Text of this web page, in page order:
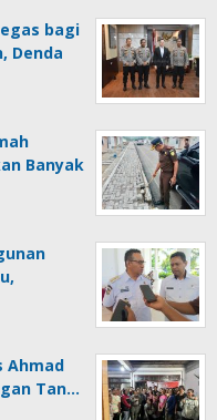
bagi
Denda
Banyak
Ahmad
Tan…